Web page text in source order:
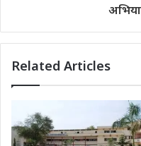
Related Articles